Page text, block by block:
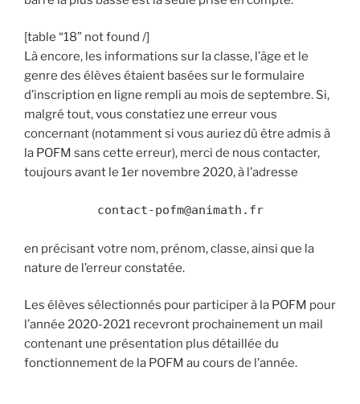
[table “18” not found /]
Là encore, les informations sur la classe, l’âge et le
genre des élèves étaient basées sur le formulaire
d’inscription en ligne rempli au mois de septembre. Si,
malgré tout, vous constatiez une erreur vous
concernant (notamment si vous auriez dû être admis à
la POFM sans cette erreur), merci de nous contacter,
toujours avant le 1er novembre 2020, à l’adresse
contact-pofm@animath.fr
en précisant votre nom, prénom, classe, ainsi que la
nature de l’erreur constatée.
Les élèves sélectionnés pour participer à la POFM pour
l’année 2020-2021 recevront prochainement un mail
contenant une présentation plus détaillée du
fonctionnement de la POFM au cours de l’année.